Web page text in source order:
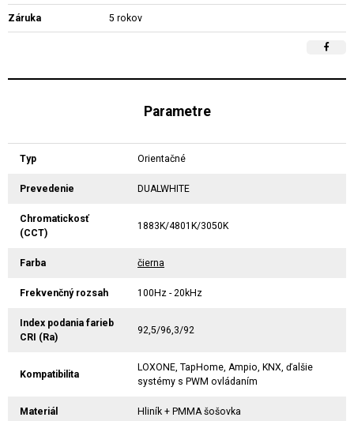
Záruka 5 rokov
Parametre
Typ Orientačné
Prevedenie DUALWHITE
Chromatickosť
(CCT)
1883K/4801K/3050K
Farba čierna
Frekvenčný rozsah 100Hz - 20kHz
Index podania farieb
CRI (Ra)
92,5/96,3/92
Kompatibilita
LOXONE, TapHome, Ampio, KNX, ďalšie
systémy s PWM ovládaním
Materiál Hliník + PMMA šošovka